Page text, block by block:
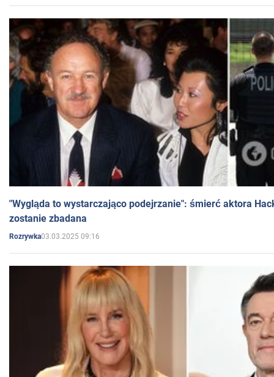
"Wygląda to wystarczająco podejrzanie": śmierć aktora
zostanie zbadana
Rozrywka03.03.2025 09:16